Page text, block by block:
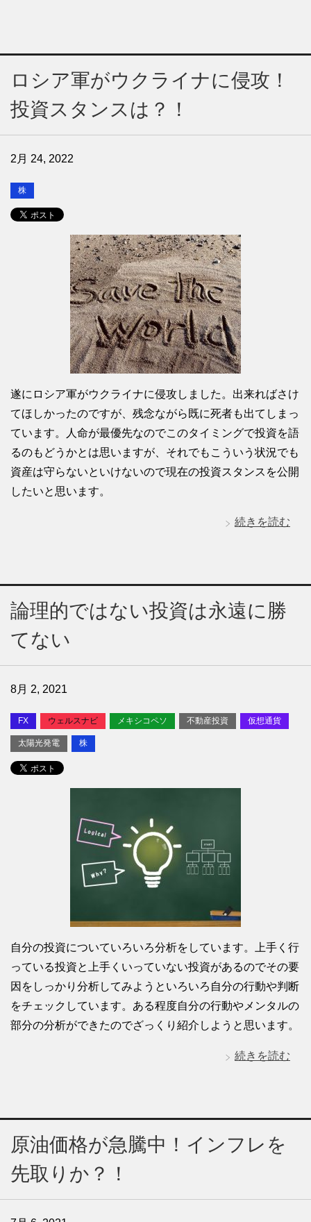
ロシア軍がウクライナに侵攻！
投資スタンスは？！
2月 24, 2022
株
遂にロシア軍がウクライナに侵攻しました。出来ればさけ
てほしかったのですが、残念ながら既に死者も出てしまっ
ています。人命が最優先なのでこのタイミングで投資を語
るのもどうかとは思いますが、それでもこういう状況でも
資産は守らないといけないので現在の投資スタンスを公開
したいと思います。
続きを読む
論理的ではない投資は永遠に勝
てない
8月 2, 2021
FX ウェルスナビ メキシコペソ 不動産投資 仮想通貨
太陽光発電 株
自分の投資についていろいろ分析をしています。上手く行
っている投資と上手くいっていない投資があるのでその要
因をしっかり分析してみようといろいろ自分の行動や判断
をチェックしています。ある程度自分の行動やメンタルの
部分の分析ができたのでざっくり紹介しようと思います。
続きを読む
原油価格が急騰中！インフレを
先取りか？！